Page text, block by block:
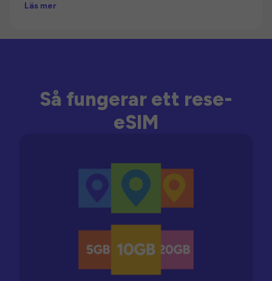
Läs mer
Så fungerar ett rese-
eSIM